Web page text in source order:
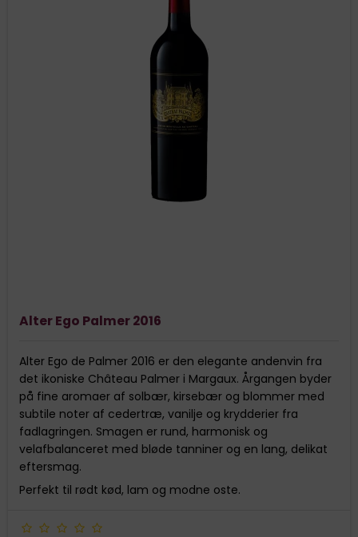
Alter Ego Palmer 2016
Alter Ego de Palmer 2016 er den elegante andenvin fra
det ikoniske Château Palmer i Margaux. Årgangen byder
på fine aromaer af solbær, kirsebær og blommer med
subtile noter af cedertræ, vanilje og krydderier fra
fadlagringen. Smagen er rund, harmonisk og
velafbalanceret med bløde tanniner og en lang, delikat
eftersmag.
Perfekt til rødt kød, lam og modne oste.